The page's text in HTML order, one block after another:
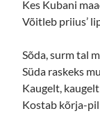
Kes Kubani
Võitleb priius’
Sõda, surm tal
Süda raskeks
Kaugelt,
Kostab kõrja-